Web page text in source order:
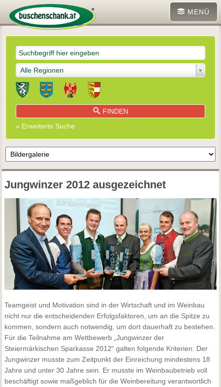
MENÜ
Alle Regionen
FINDEN
» Erweiterte Suche
Jungwinzer 2012 ausgezeichnet
Teamgeist und Motivation sind in der Wirtschaft und im Weinbau
nicht nur die entscheidenden Erfolgsfaktoren, um an die Spitze zu
kommen, sondern auch notwendig, um dort dauerhaft zu bestehen.
Für die Teilnahme am Wettbewerb „Jungwinzer der
Steiermärkischen Sparkasse 2012“ galten folgende Kriterien: Der
Jungwinzer musste zum Zeitpunkt der Einreichung mindestens 18
Jahre und unter 30 Jahre sein. Er musste im Weinbaubetrieb voll
beschäftigt sowie maßgeblich für die Weinbereitung verantwortlich